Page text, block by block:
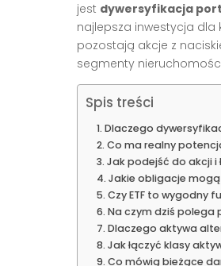
jest dywersyfikacja
najlepsza inwestycja dla
pozostają akcje z
segmenty
Spis treści
Dlaczego
Co ma realny
Jak podejść do akcji i
Jakie obligacje
Czy ETF to wygodny
Na czym dziś polega
Dlaczego aktywa
Jak łączyć klasy
Co mówią bieżące